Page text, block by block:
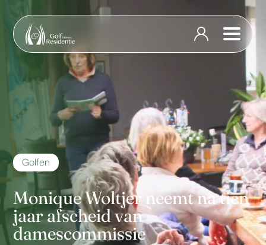
Golfen
Monique Woltjer neemt na tien
jaar afscheid van
damescommissie